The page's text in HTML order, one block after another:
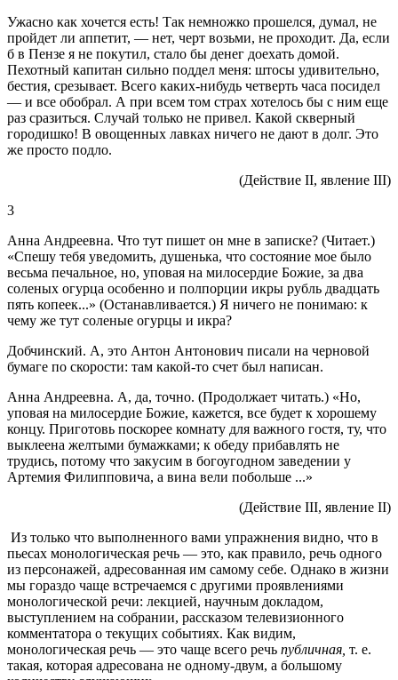
Ужасно как хочется есть! Так немножко прошелся, думал, не
пройдет ли аппетит, — нет, черт возьми, не проходит. Да, если
б в Пензе я не покутил, стало бы денег доехать домой.
Пехотный капитан сильно поддел меня: штосы удивительно,
бестия, срезывает. Всего каких-нибудь четверть часа посидел
— и все обобрал. А при всем том страх хотелось бы с ним еще
раз сразиться. Случай только не привел. Какой скверный
городишко! В овощенных лавках ничего не дают в долг. Это
же просто подло.
(Действие II, явление III)
3
Анна Андреевна. Что тут пишет он мне в записке? (Читает.)
«Спешу тебя уведомить, душенька, что состояние мое было
весьма печальное, но, уповая на милосердие Божие, за два
соленых огурца особенно и полпорции икры рубль двадцать
пять копеек...» (Останавливается.) Я ничего не понимаю: к
чему же тут соленые огурцы и икра?
Добчинский. А, это Антон Антонович писали на черновой
бумаге по скорости: там какой-то счет был написан.
Анна Андреевна. А, да, точно. (Продолжает читать.) «Но,
уповая на милосердие Божие, кажется, все будет к хорошему
концу. Приготовь поскорее комнату для важного гостя, ту, что
выклеена желтыми бумажками; к обеду прибавлять не
трудись, потому что закусим в богоугодном заведении у
Артемия Филипповича, а вина вели побольше ...»
(Действие III, явление II)
Из только что выполненного вами упражнения видно, что в
пьесах монологическая речь — это, как правило, речь одного
из персонажей, адресованная им самому себе. Однако в жизни
мы гораздо чаще встречаемся с другими проявлениями
монологической речи: лекцией, научным докладом,
выступлением на собрании, рассказом телевизионного
комментатора о текущих событиях. Как видим,
монологическая речь — это чаще всего речь публичная, т. е.
такая, которая адресована не одному-двум, а большому